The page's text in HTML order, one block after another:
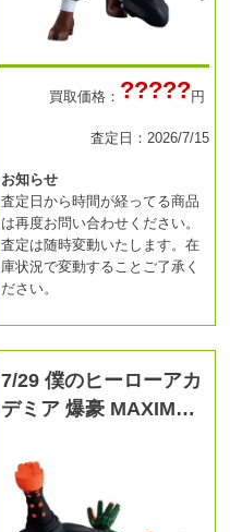
買取価格： ?????円
査定日：2026/7/15
お知らせ
査定日から時間が経ってる商品
は再度お問い合わせください。
査定は随時変動いたします。在
庫状況で変動することご了承く
ださい。
7/29 僕のヒーローアカ
デミア 爆豪 MAXIM…